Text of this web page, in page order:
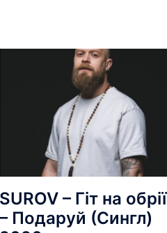
SUROV – Гіт на обрії
– Подаруй (Сингл)